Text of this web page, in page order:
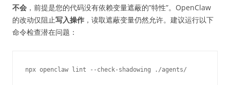
不会 ，前提是您的代码没有依赖变量遮蔽的”特性”。OpenClaw
的改动仅阻止写入操作 ，读取遮蔽变量仍然允许。建议运行以下
命令检查潜在问题：